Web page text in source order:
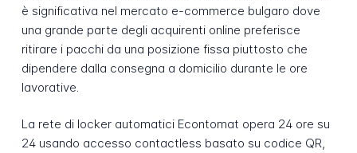
è significativa nel mercato e-commerce bulgaro dove
una grande parte degli acquirenti online preferisce
ritirare i pacchi da una posizione fissa piuttosto che
dipendere dalla consegna a domicilio durante le ore
lavorative.
La rete di locker automatici Econtomat opera 24 ore su
24 usando accesso contactless basato su codice QR,